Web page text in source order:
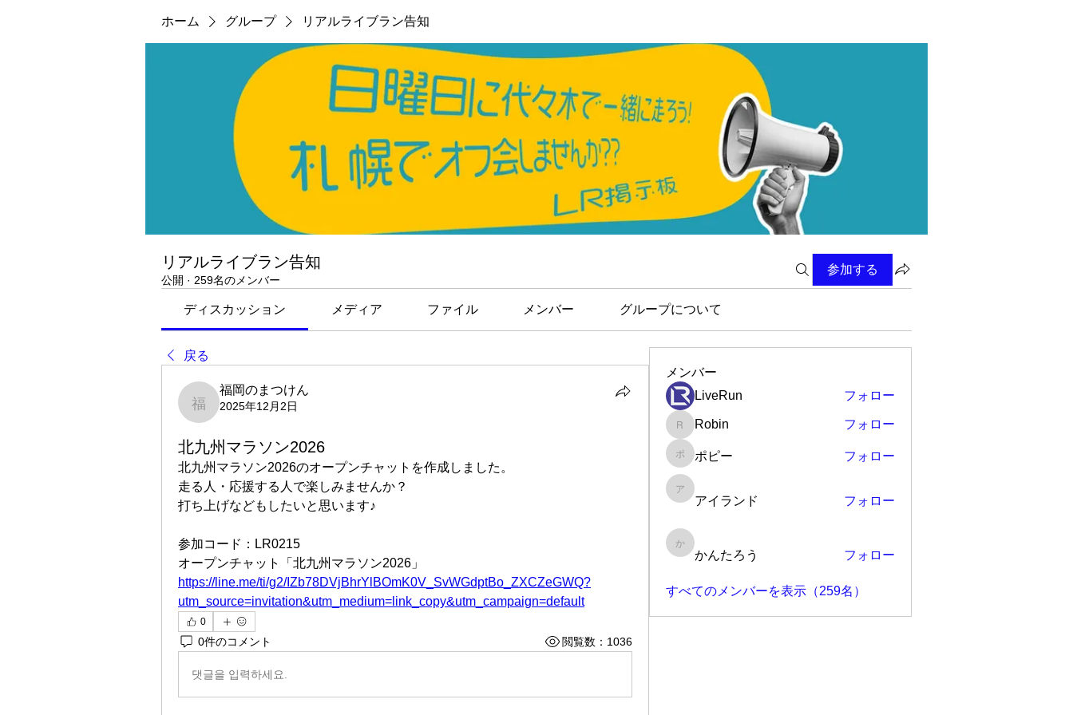
ホーム グループ リアルライブラン告知
リアルライブラン告知
公開 · 259名のメンバー
参加する
ディスカッション メディア ファイル メンバー グループについて
戻る
福岡のまつけん
福岡のまつけん
2025年12月2日
北九州マラソン2026
北九州マラソン2026のオープンチャットを作成しました。
走る人・応援する人で楽しみませんか？
打ち上げなどもしたいと思います♪
参加コード：LR0215
オープンチャット「北九州マラソン2026」
https://line.me/ti/g2/IZb78DVjBhrYlBOmK0V_SvWGdptBo_ZXCZeGWQ?
utm_source=invitation&utm_medium=link_copy&utm_campaign=default
0
0件のコメント 閲覧数：1036
댓글을 입력하세요.
メンバー
LiveRun
フォロー
Robin
Robin フォロー
ポピーポピー フォロー
アイランド
アイランド フォロー
かんたろう
かんたろう フォロー
すべてのメンバーを表示（259名）